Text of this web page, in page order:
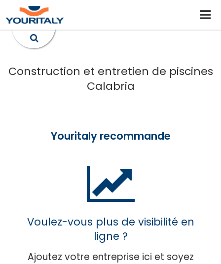
Construction et entretien de piscines
Calabria
Youritaly recommande
Voulez-vous plus de visibilité en
ligne ?
Ajoutez votre entreprise ici et soyez